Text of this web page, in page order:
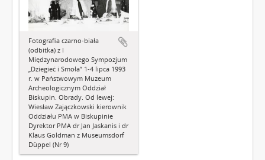
Fotografia czarno-biała
(odbitka) z I
Międzynarodowego Sympozjum
„Dziegieć i Smoła” 1-4 lipca 1993
r. w Państwowym Muzeum
Archeologicznym Oddział
Biskupin. Obrady. Od lewej:
Wiesław Zajączkowski kierownik
Oddziału PMA w Biskupinie
Dyrektor PMA dr Jan Jaskanis i dr
Klaus Goldman z Museumsdorf
Düppel (Nr 9)